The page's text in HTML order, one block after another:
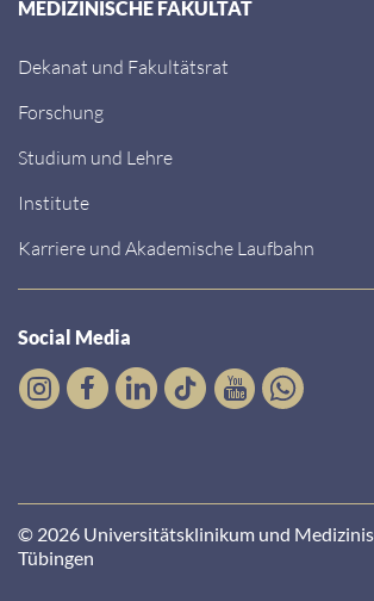
MEDIZINISCHE FAKULTÄT
Dekanat und Fakultätsrat
Forschung
Studium und Lehre
Institute
Karriere und Akademische Laufbahn
Social Media
© 2026 Universitätsklinikum und
Tübingen